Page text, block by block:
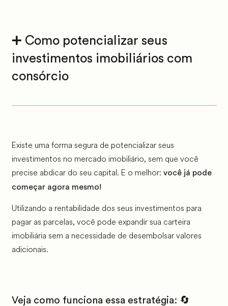
➕ Como potencializar seus
investimentos imobiliários com
consórcio
Existe uma forma segura de potencializar seus
investimentos no mercado imobiliário, sem que você
precise abdicar do seu capital. E o melhor: você já pode
começar agora mesmo!
Utilizando a rentabilidade dos seus investimentos para
pagar as parcelas, você pode expandir sua carteira
imobiliária sem a necessidade de desembolsar valores
adicionais.
Veja como funciona essa estratégia: 🔄